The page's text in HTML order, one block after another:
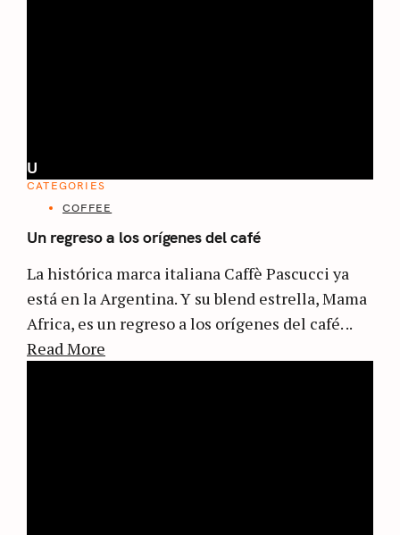
U
CATEGORIES
COFFEE
Un regreso a los orígenes del café
La histórica marca italiana Caffè Pascucci ya
está en la Argentina. Y su blend estrella, Mama
Africa, es un regreso a los orígenes del café. ..
Read More